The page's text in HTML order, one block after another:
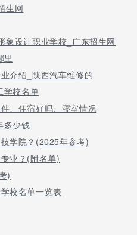
生网
象设计职业学校_广东招生网
里
介绍_陕西汽车维修的
学校名单
、住宿好吗、寝室情况
多少钱
学院？(2025年参考)
业？(附名单)
)
校名单一览表